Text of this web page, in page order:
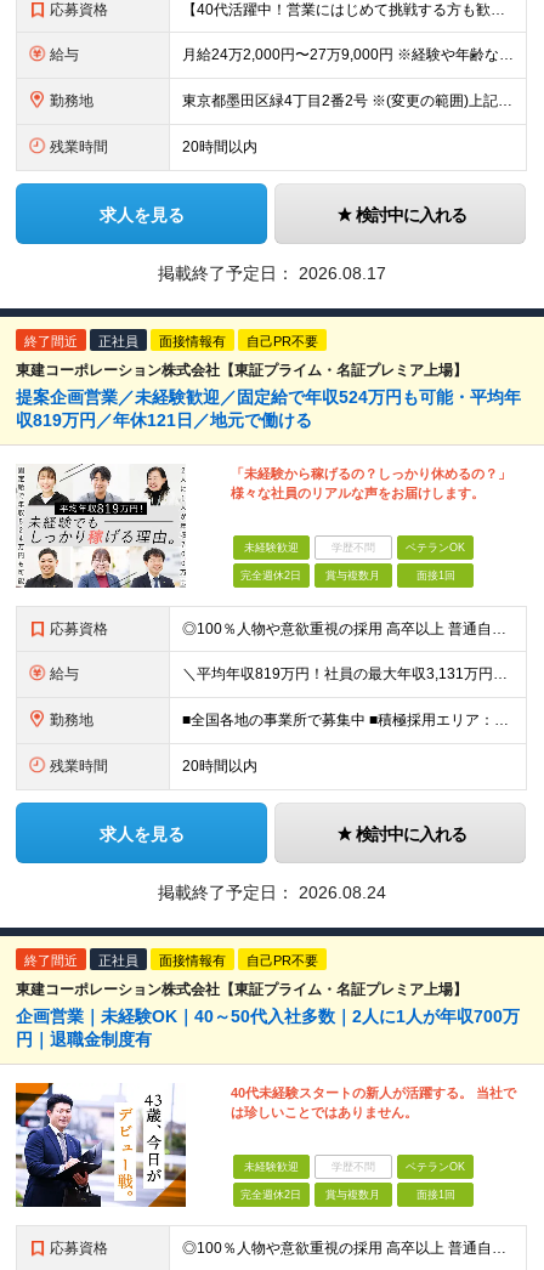
応募資格 【40代活躍中！営業にはじめて挑戦する方も歓迎です】 ◆学歴不問 ◆未経験歓迎 ◆普通自動車運転免許（AT限定可） ～こんな方が活躍できます！～ ◇営業として働いてみたい方 ◇フットワーク軽くお客様
給与 月給24万2,000円〜27万9,000円 ※経験や年齢などを考慮の上、決定します ※試用期間3ヶ月（期間中は契約社員としての雇用。その他給与や待遇に変動はありません） ※固定残業代（月9時間・1万5
勤務地 東京都墨田区緑4丁目2番2号 ※(変更の範囲)上記を除く当社関連勤務地
残業時間 20時間以内
求人を見る 検討中に入れる
掲載終了予定日： 2026.08.17
終了間近 正社員 面接情報有 自己PR不要
東建コーポレーション株式会社【東証プライム・名証プレミア上場】
提案企画営業／未経験歓迎／固定給で年収524万円も可能・平均年
収819万円／年休121日／地元で働ける
「未経験から稼げるの？しっかり休めるの？」
様々な社員のリアルな声をお届けします。
未経験歓迎 学歴不問 ベテランOK
完全週休2日 賞与複数月 面接1回
応募資格 ◎100％人物や意欲重視の採用 高卒以上 普通自動車第一種運転免許取得者（AT限定可） ★職歴は全く問いません！ 前向きにコツコツと向き合える方であれば結果がついてくるお仕事です。 現職・無職、正社
給与 ＼平均年収819万円！社員の最大年収3,131万円／ 固定給だけで、年収524万円も可能！ インセンティブだけでなく固定給でもしっかり稼げる仕組みです！ 【入社初年度】 年収400万～550万円＋イ
勤務地 ■全国各地の事業所で募集中 ■積極採用エリア：東京・神奈川・埼玉・千葉・愛知 ※希望の勤務地で働ける！通勤可能な事業所を選定していきます ※地元に戻って働きたいUターン希望者も歓迎します！ ※社用車を
残業時間 20時間以内
求人を見る 検討中に入れる
掲載終了予定日： 2026.08.24
終了間近 正社員 面接情報有 自己PR不要
東建コーポレーション株式会社【東証プライム・名証プレミア上場】
企画営業｜未経験OK｜40～50代入社多数｜2人に1人が年収700万
円｜退職金制度有
40代未経験スタートの新人が活躍する。 当社で
は珍しいことではありません。
未経験歓迎 学歴不問 ベテランOK
完全週休2日 賞与複数月 面接1回
応募資格 ◎100％人物や意欲重視の採用 高卒以上 普通自動車第一種運転免許取得者（AT限定可） ★職歴は全く問いません！ 前向きにコツコツと向き合える方であれば結果がついてくるお仕事です。 現職・無職、正社